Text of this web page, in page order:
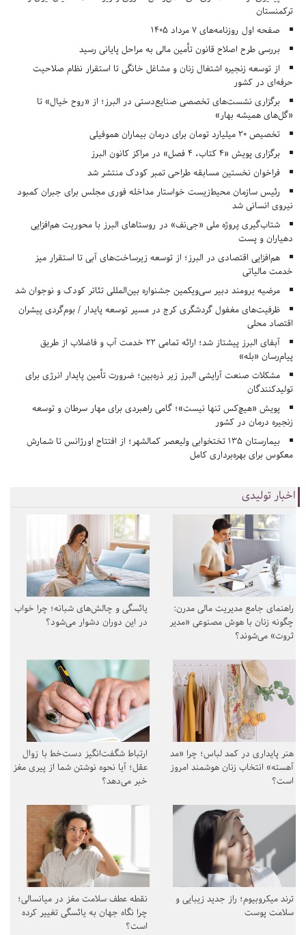
ترکمنستان
صفحه اول روزنامه‌های 7 مرداد 1405
بررسی طرح اصلاح قانون تأمین مالی به مراحل پایانی رسید
از توسعه زنجیره اشتغال زنان و مشاغل خانگی تا استقرار نظام صلاحیت
حرفه‌ای در کشور
برگزاری نشست‌های تخصصی صنایع‌دستی در البرز؛ از «روح خیال» تا
«گل‌های همیشه بهار»
تخصیص ۲۰ میلیارد تومان برای درمان بیماران هموفیلی
برگزاری پویش «۴ کتاب، ۴ فصل» در مراکز کانون البرز
فراخوان نخستین مسابقه طراحی تمبر کودک منتشر شد
رئیس سازمان محیط‌زیست خواستار مداخله فوری مجلس برای جبران کمبود
نیروی انسانی شد
شتاب‌گیری پروژه ملی «جی‌نف» در روستاهای البرز با محوریت هم‌افزایی
دهیاران و پست
هم‌افزایی اقتصادی در البرز؛ از توسعه زیرساخت‌های آبی تا استقرار میز
خدمت مالیاتی
مرضیه برومند دبیر سی‌ویکمین جشنواره بین‌المللی تئاتر کودک و نوجوان شد
ظرفیت‌های مغفول گردشگری کرج در مسیر توسعه پایدار / بوم‌گردی پیشران
اقتصاد محلی
آبفای البرز پیشتاز شد؛ ارائه تمامی ۲۲ خدمت آب و فاضلاب از طریق
پیام‌رسان «بله»
مشکلات صنعت آرایشی البرز زیر ذره‌بین؛ ضرورت تأمین پایدار انرژی برای
تولیدکنندگان
پویش «هیچ‌کس تنها نیست»؛ گامی راهبردی برای مهار سرطان و توسعه
زنجیره درمان در کشور
بیمارستان ۱۳۵ تختخوابی ولیعصر کمالشهر؛ از افتتاح اورژانس تا شمارش
معکوس برای بهره‌برداری کامل
اخبار تولیدی
راهنمای جامع مدیریت مالی مدرن:
چگونه زنان با هوش مصنوعی «مدیر
ثروت» می‌شوند؟
یائسگی و چالش‌های شبانه؛ چرا خواب
در این دوران دشوار می‌شود؟
هنر پایداری در کمد لباس؛ چرا «مد
آهسته» انتخاب زنان هوشمند امروز
است؟
ارتباط شگفت‌انگیز دست‌خط با زوال
عقل؛ آیا نحوه نوشتن شما از پیری مغز
خبر می‌دهد؟
ترند میکروبیوم؛ راز جدید زیبایی و
سلامت پوست
نقطه عطف سلامت مغز در میانسالی؛
چرا نگاه جهان به یائسگی تغییر کرده
است؟